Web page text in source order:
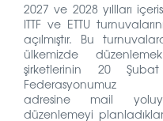
2027 ve 2028 yıllları
ITTF ve ETTU
açılmıştır. Bu
ülkemizde
şirketlerinin 20
Federasyonumuz
adresine mail
düzenlemeyi